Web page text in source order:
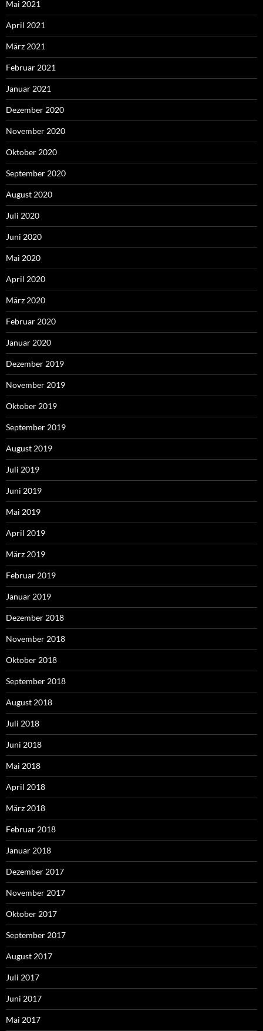
Mai 2021
April 2021
März 2021
Februar 2021
Januar 2021
Dezember 2020
November 2020
Oktober 2020
September 2020
August 2020
Juli 2020
Juni 2020
Mai 2020
April 2020
März 2020
Februar 2020
Januar 2020
Dezember 2019
November 2019
Oktober 2019
September 2019
August 2019
Juli 2019
Juni 2019
Mai 2019
April 2019
März 2019
Februar 2019
Januar 2019
Dezember 2018
November 2018
Oktober 2018
September 2018
August 2018
Juli 2018
Juni 2018
Mai 2018
April 2018
März 2018
Februar 2018
Januar 2018
Dezember 2017
November 2017
Oktober 2017
September 2017
August 2017
Juli 2017
Juni 2017
Mai 2017